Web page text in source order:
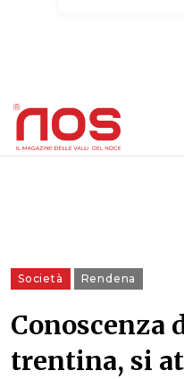
Società Rendena
Conoscenza
trentina, si